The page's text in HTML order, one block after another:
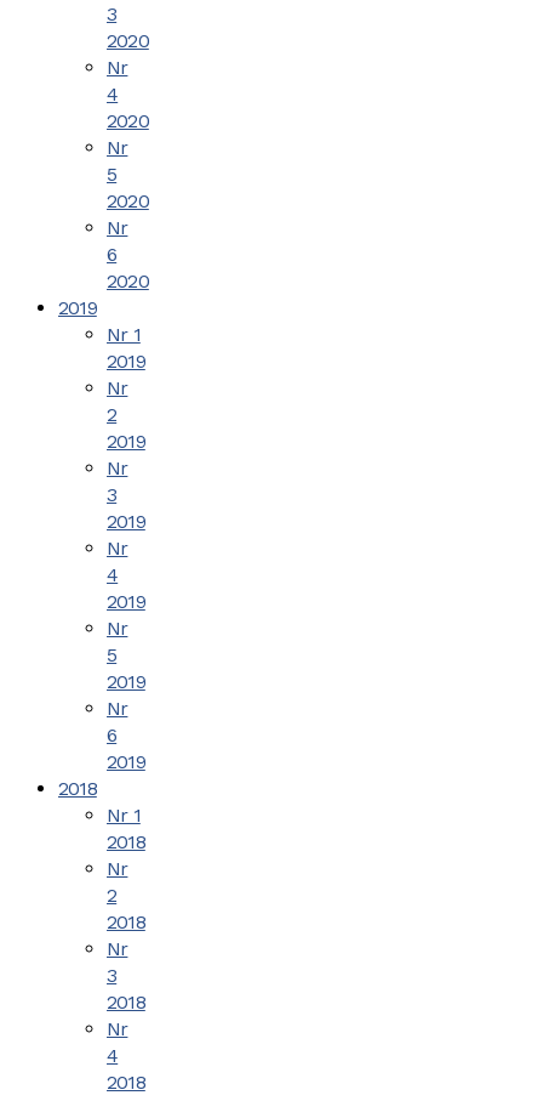
3
2020
Nr
4
2020
Nr
5
2020
Nr
6
2020
2019
Nr 1
2019
Nr
2
2019
Nr
3
2019
Nr
4
2019
Nr
5
2019
Nr
6
2019
2018
Nr 1
2018
Nr
2
2018
Nr
3
2018
Nr
4
2018